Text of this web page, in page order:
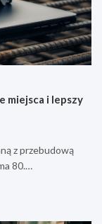
miejsca i lepszy
z przebudową
80.…